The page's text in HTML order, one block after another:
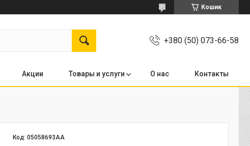
Кошик
+380 (50) 073-66-58
Акции Товары и услуги О нас Контакты
Код:05058693AA